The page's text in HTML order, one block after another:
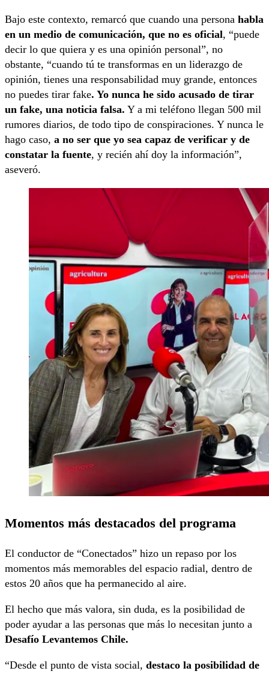
Bajo este contexto, remarcó que cuando una persona habla
en un medio de comunicación, que no es oficial, “puede
decir lo que quiera y es una opinión personal”, no
obstante, “cuando tú te transformas en un liderazgo de
opinión, tienes una responsabilidad muy grande, entonces
no puedes tirar fake. Yo nunca he sido acusado de tirar
un fake, una noticia falsa. Y a mi teléfono llegan 500 mil
rumores diarios, de todo tipo de conspiraciones. Y nunca le
hago caso, a no ser que yo sea capaz de verificar y de
constatar la fuente, y recién ahí doy la información”,
aseveró.
Momentos más destacados del programa
El conductor de “Conectados” hizo un repaso por los
momentos más memorables del espacio radial, dentro de
estos 20 años que ha permanecido al aire.
El hecho que más valora, sin duda, es la posibilidad de
poder ayudar a las personas que más lo necesitan junto a
Desafío Levantemos Chile.
“Desde el punto de vista social, destaco la posibilidad de